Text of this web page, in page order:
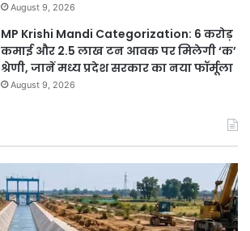
August 9, 2026
MP Krishi Mandi Categorization: 6 करोड़
कमाई और 2.5 लाख टन आवक पर मिलेगी ‘क’
श्रेणी, जानें मध्य प्रदेश सरकार का नया फॉर्मूला
August 9, 2026